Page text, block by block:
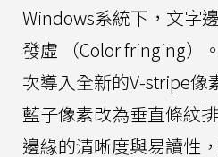
Windows系統下，文字
發虛 （Color fringing）
次導入全新的V-stripe像
藍子像素改為垂直條紋
邊緣的清晰度與易讀性